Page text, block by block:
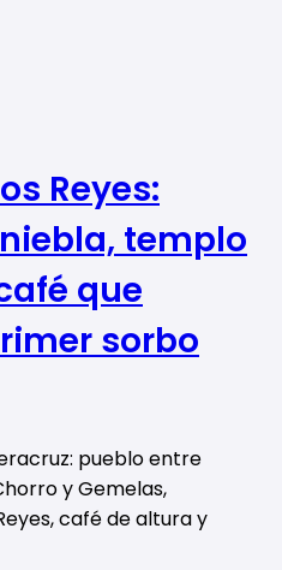
Reyes:
templo
que
sorbo
pueblo entre
y Gemelas,
café de altura y